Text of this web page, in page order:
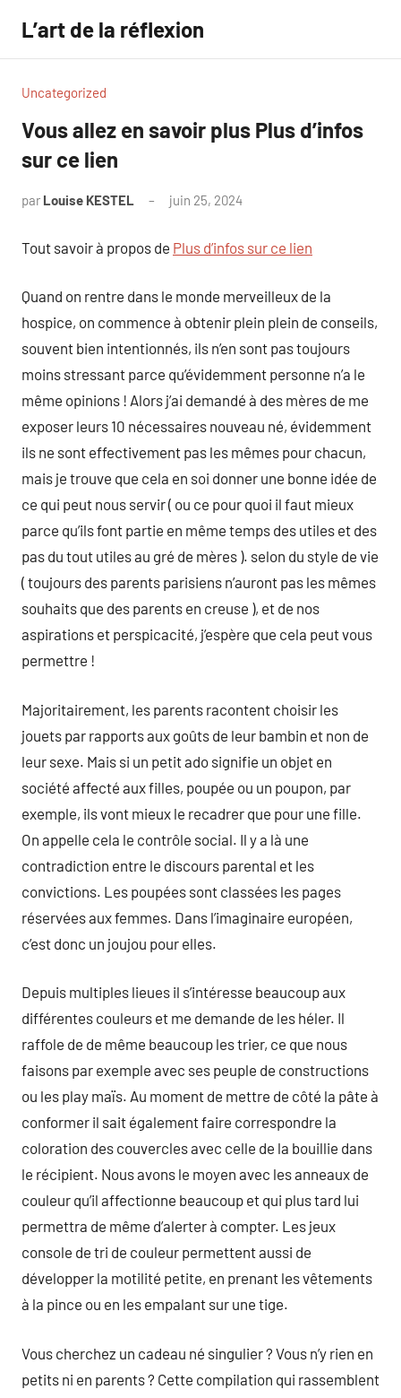
contenu
L’art de la réflexion
Uncategorized
Vous allez en savoir plus Plus d’infos
sur ce lien
par Louise KESTEL juin 25, 2024
Tout savoir à propos de Plus d’infos sur ce lien
Quand on rentre dans le monde merveilleux de la
hospice, on commence à obtenir plein plein de conseils,
souvent bien intentionnés, ils n’en sont pas toujours
moins stressant parce qu’évidemment personne n’a le
même opinions ! Alors j’ai demandé à des mères de me
exposer leurs 10 nécessaires nouveau né, évidemment
ils ne sont effectivement pas les mêmes pour chacun,
mais je trouve que cela en soi donner une bonne idée de
ce qui peut nous servir ( ou ce pour quoi il faut mieux
parce qu’ils font partie en même temps des utiles et des
pas du tout utiles au gré de mères ). selon du style de vie
( toujours des parents parisiens n’auront pas les mêmes
souhaits que des parents en creuse ), et de nos
aspirations et perspicacité, j’espère que cela peut vous
permettre !
Majoritairement, les parents racontent choisir les
jouets par rapports aux goûts de leur bambin et non de
leur sexe. Mais si un petit ado signifie un objet en
société affecté aux filles, poupée ou un poupon, par
exemple, ils vont mieux le recadrer que pour une fille.
On appelle cela le contrôle social. Il y a là une
contradiction entre le discours parental et les
convictions. Les poupées sont classées les pages
réservées aux femmes. Dans l’imaginaire européen,
c’est donc un joujou pour elles.
Depuis multiples lieues il s’intéresse beaucoup aux
différentes couleurs et me demande de les héler. Il
raffole de de même beaucoup les trier, ce que nous
faisons par exemple avec ses peuple de constructions
ou les play maïs. Au moment de mettre de côté la pâte à
conformer il sait également faire correspondre la
coloration des couvercles avec celle de la bouillie dans
le récipient. Nous avons le moyen avec les anneaux de
couleur qu’il affectionne beaucoup et qui plus tard lui
permettra de même d’alerter à compter. Les jeux
console de tri de couleur permettent aussi de
développer la motilité petite, en prenant les vêtements
à la pince ou en les empalant sur une tige.
Vous cherchez un cadeau né singulier ? Vous n’y rien en
petits ni en parents ? Cette compilation qui rassemblent